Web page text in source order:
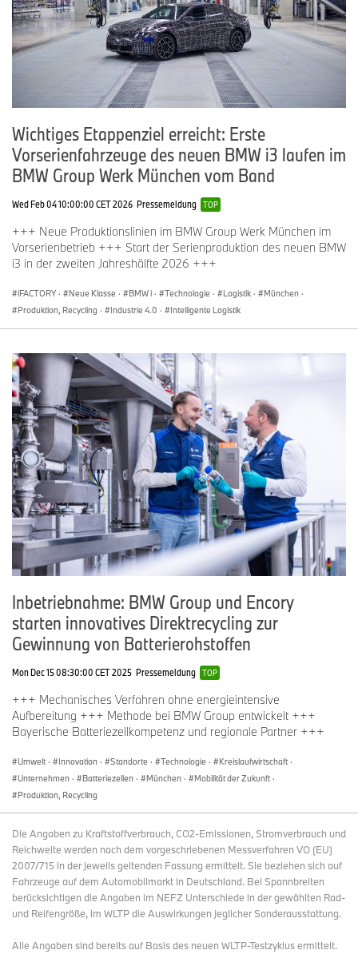
Wichtiges Etappenziel erreicht: Erste
Vorserienfahrzeuge des neuen BMW i3 laufen im
BMW Group Werk München vom Band
Wed Feb 04 10:00:00 CET 2026 Pressemeldung TOP
+++ Neue Produktionslinien im BMW Group Werk München im
Vorserienbetrieb +++ Start der Serienproduktion des neuen BMW
i3 in der zweiten Jahreshälfte 2026 +++
iFACTORY · Neue Klasse · BMW i · Technologie · Logistik · München ·
Produktion, Recycling · Industrie 4.0 · Intelligente Logistik
Inbetriebnahme: BMW Group und Encory
starten innovatives Direktrecycling zur
Gewinnung von Batterierohstoffen
Mon Dec 15 08:30:00 CET 2025 Pressemeldung TOP
+++ Mechanisches Verfahren ohne energieintensive
Aufbereitung +++ Methode bei BMW Group entwickelt +++
Bayerische Batteriezellkompetenz und regionale Partner +++
Umwelt · Innovation · Standorte · Technologie · Kreislaufwirtschaft ·
Unternehmen · Batteriezellen · München · Mobilität der Zukunft ·
Produktion, Recycling
Die Angaben zu Kraftstoffverbrauch, CO2-Emissionen, Stromverbrauch und
Reichweite werden nach dem vorgeschriebenen Messverfahren VO (EU)
2007/715 in der jeweils geltenden Fassung ermittelt. Sie beziehen sich auf
Fahrzeuge auf dem Automobilmarkt in Deutschland. Bei Spannbreiten
berücksichtigen die Angaben im NEFZ Unterschiede in der gewählten Rad-
und Reifengröße, im WLTP die Auswirkungen jeglicher Sonderausstattung.
Alle Angaben sind bereits auf Basis des neuen WLTP-Testzyklus ermittelt.